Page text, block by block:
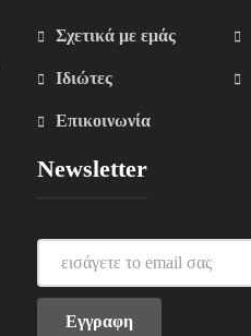
Σχετικά με εμάς
Ιδιώτες
Επικοινωνία
Newsletter